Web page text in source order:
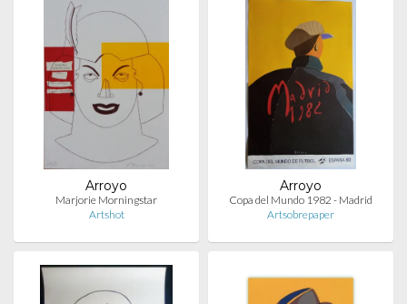
Arroyo
Marjorie Morningstar
Artshot
Arroyo
Copa del Mundo 1982 - Madrid
Artsobrepaper